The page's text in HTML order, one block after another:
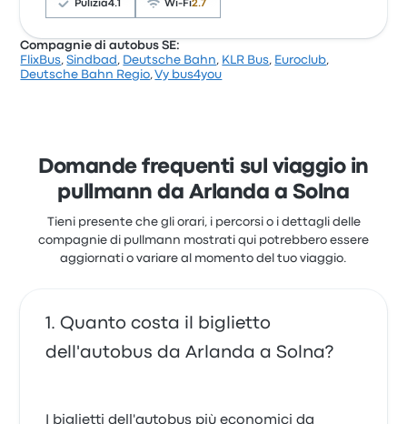
viaggio partono da 11 €
Pulizia4.1 Wi-Fi2.7
Sulla base di 15011 recensioni, la compagnia è stata
per questo viaggio partono da 11 €
Compagnie di autobus SE:
FlixBus,Sindbad , Deutsche Bahn, KLR Bus, Euroclub,
Deutsche Bahn Regio,Vy bus4you
Domande frequenti sul viaggio in
pullmann da Arlanda a Solna
Tieni presente che gli orari, i percorsi o i dettagli delle
compagnie di pullmann mostrati qui potrebbero essere
aggiornati o variare al momento del tuo viaggio.
Quanto costa il biglietto
dell'autobus da Arlanda a Solna?
I biglietti dell'autobus più economici da